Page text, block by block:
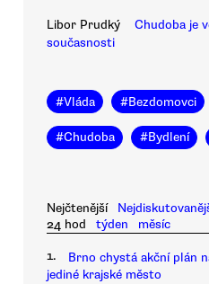
Libor Prudký
Chudoba je
současnosti
#Vláda #Bezdomovci
#Chudoba #Bydlení
Nejčtenější
24 hod
týden měsíc
1.
Brno chystá akční plán
jediné krajské město